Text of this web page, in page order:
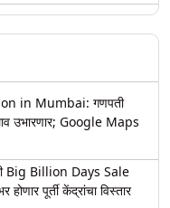
in Mumbai: गणपती
उभारणार; Google Maps
Big Billion Days Sale
होणार पूर्ती केंद्रांचा विस्तार